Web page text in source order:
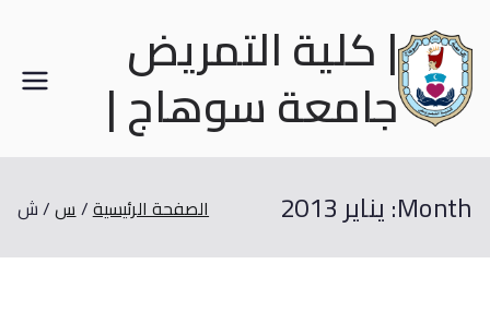
| كلية التمريض
جامعة سوهاج |
Month: يناير 2013 الصفحة الرئيسية س ش